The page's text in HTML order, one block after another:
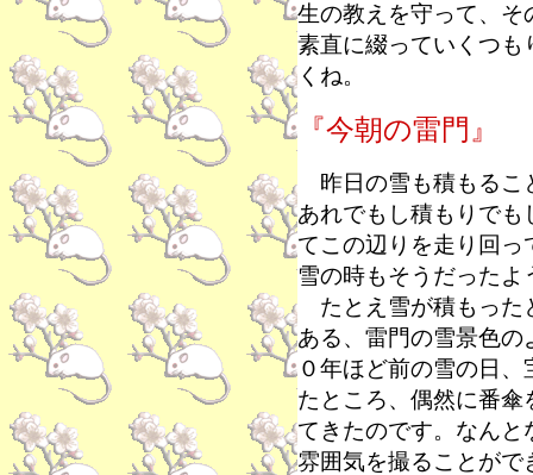
生の教えを守って、そ
素直に綴っていくつも
くね。
『今朝の雷門』
昨日の雪も積もるこ
あれでもし積もりでも
てこの辺りを走り回
雪の時もそうだったよ
たとえ雪が積もった
ある、雷門の雪景色の
０年ほど前の雪の日、
たところ、偶然に番
てきたのです。なんと
雰囲気を撮ることがで